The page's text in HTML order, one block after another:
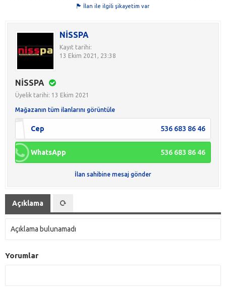
İlan ile ilgili şikayetim var
NİSSPA
Kayıt tarihi:
13 Ekim 2021, 23:38
NİSSPA
Üyelik tarihi: 13 Ekim 2021
Mağazanın tüm ilanlarını görüntüle
Cep 536 683 86 46
WhatsApp 536 683 86 46
İlan sahibine mesaj gönder
Açıklama
Açıklama bulunamadı
Yorumlar